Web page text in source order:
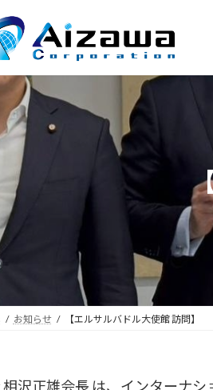
お知らせ 【エルサルバドル大使館 訪問】
沢正雄会長 は、インターナ